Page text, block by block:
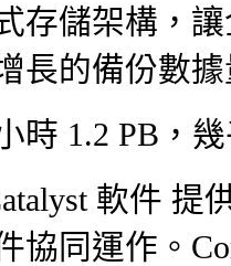
存儲架構，
長的備份數
時 1.2 PB，
軟件
協同運作。